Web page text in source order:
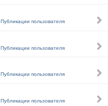
Публикации пользователя
Публикации пользователя
Публикации пользователя
Публикации пользователя